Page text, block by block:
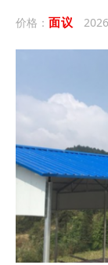
价格： 面议